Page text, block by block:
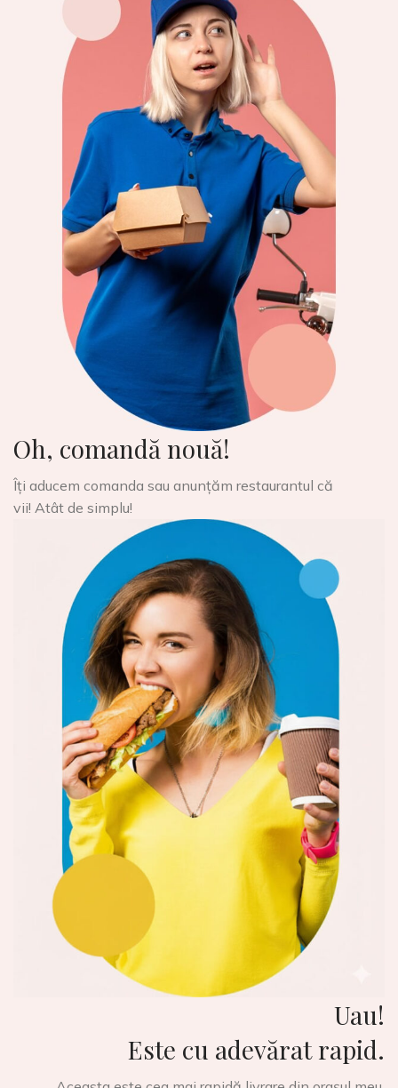
Oh, comandă nouă!
Îți aducem comanda sau anunțăm restaurantul că
vii! Atât de simplu!
Uau!
Este cu adevărat rapid.